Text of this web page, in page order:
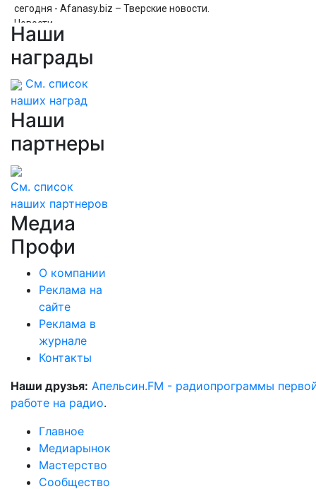
сегодня - Afanasy.biz – Тверские новости.
Новости
заменён в матче с «Мальоркой». Российский
Наши
награды
См. список
наших наград
Наши
партнеры
См. список
наших партнеров
Медиа
Профи
О компании
Реклама на
сайте
Реклама в
журнале
Контакты
Наши друзья: Апельсин.FM - радиопрограммы
работе на радио.
Главное
Медиарынок
Мастерство
Сообщество